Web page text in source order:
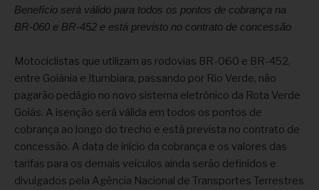
Benefício será válido para todos os pontos de cobrança na
BR-060 e BR-452 e está previsto no contrato de concessão
Motociclistas que utilizam as rodovias BR-060 e BR-452,
entre Goiânia e Itumbiara, passando por Rio Verde, não
pagarão pedágio no novo sistema eletrônico da Rota Verde
Goiás. A isenção será válida em todos os pontos de
cobrança ao longo do trecho e está prevista no contrato de
concessão. A data de início da cobrança e os valores das
tarifas para os demais veículos ainda serão definidos e
divulgados pela Agência Nacional de Transportes Terrestres